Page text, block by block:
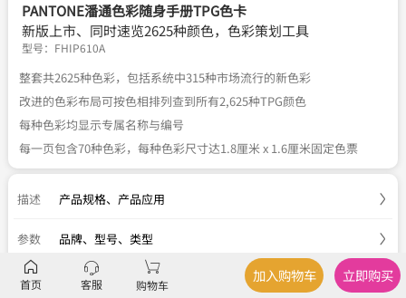
PANTONE潘通色彩随身手册TPG色卡
新版上市、同时速览2625种颜色，色彩策划工具
型号： FHIP610A
整套共2625种色彩，包括系统中315种市场流行的新色彩
改进的色彩布局可按色相排列查到所有2,625种TPG颜色
每种色彩均显示专属名称与编号
每一页包含70种色彩，每种色彩尺寸达1.8厘米 x 1.6厘米固定色票
描述 产品规格、 产品应用
参数 品牌、型号、类型
服务 官方正品 关于税费、 七天退换
首页 客服 购物车
加入购物车 立即购买